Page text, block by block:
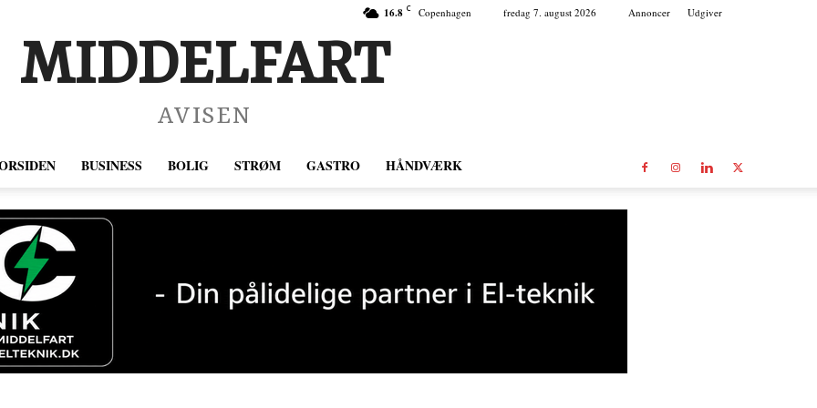
16.8 C Copenhagen fredag 7. august 2026 Annoncer Udgiver
MIDDELFART
AVISEN
BUSINESS BOLIG STRØM GASTRO HÅNDVÆRK